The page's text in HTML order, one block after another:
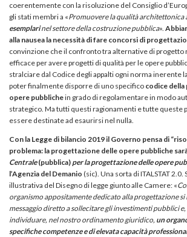
coerentemente con la risoluzione del Consiglio
gli stati membri a «Promuovere la qualità architettonica
esemplarinel settore della costruzione pubblica».
alla nausea la necessità di fare concorsi di
convinzione che il confronto tra alternative di progetto
efficace per avere progetti di qualità per le opere
stralciare dal Codice degli appalti ogni norma inerente
poter finalmente disporre di uno specifico codice
opere pubblichein grado di regolamentare in modo
strategico. Ma tutti questi ragionamenti e tutte queste
essere destinate ad esaurirsi nel nulla.
Con la Legge di bilancio 2019 il Governo pensa di
problema: la progettazione delle opere pubbliche
Centrale(pubblica) per la progettazione delle opere
l’Agenzia del Demanio (sic). Una sorta di ITALSTAT
illustrativa del Disegno di legge giunto alle Camere: «
organismo appositamente dedicato alla progettazione
messaggio diretto a sollecitare gli investimenti pubblici
individuare, nel nostro ordinamento giuridico, un
specifiche competenze e di elevata capacità